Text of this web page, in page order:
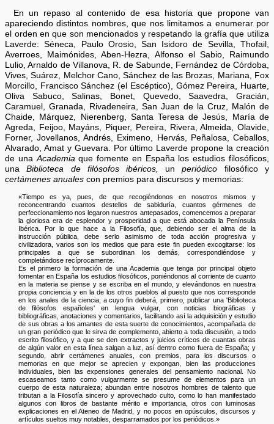
En un repaso al contenido de esa historia que propone van
apareciendo distintos nombres, que nos limitamos a enumerar por
el orden en que son mencionados y respetando la grafía que utiliza
Laverde: Séneca, Paulo Orosio, San Isidoro de Sevilla, Thofail,
Averroes, Maimónides, Aben-Hezra, Alfonso el Sabio, Raimundo
Lulio, Arnaldo de Villanova, R. de Sabunde, Fernández de Córdoba,
Vives, Suárez, Melchor Cano, Sánchez de las Brozas, Mariana, Fox
Morcillo, Francisco Sánchez (el Escéptico), Gómez Pereira, Huarte,
Oliva Sabuco, Salinas, Bonet, Quevedo, Saavedra, Gracián,
Caramuel, Granada, Rivadeneira, San Juan de la Cruz, Malón de
Chaide, Márquez, Nierenberg, Santa Teresa de Jesús, María de
Agreda, Feijoo, Mayáns, Piquer, Pereira, Rivera, Almeida, Olavide,
Forner, Jovellanos, Andrés, Eximeno, Hervás, Peñalosa, Ceballos,
Alvarado, Amat y Guevara. Por último Laverde propone la creación
de unaAcademiaque fomente en España los estudios filosóficos,
unaBiblioteca de filósofos ibéricos, unperiódico filosófico y
certámenes anuales con premios para discursos y memorias:
«Tiempo es ya, pues, de que recogiéndonos en nosotros mismos y
reconcentrando cuantos destellos de sabiduría, cuantos gérmenes de
perfeccionamiento nos legaron nuestros antepasados, comencemos a preparar
la gloriosa era de esplendor y prosperidad a que está abocada la Península
Ibérica. Por lo que hace a la Filosofía, que, debiendo ser el alma de la
instrucción pública, debe serlo asimismo de toda acción progresiva y
civilizadora, varios son los medios que para este fin pueden excogitarse: los
principales a que se subordinan los demás, correspondiéndose y
completándose recíprocamente.
Es el primero la formación de una Academia que tenga por principal objeto
fomentar en España los estudios filosóficos, poniéndonos al corriente de cuanto
en la materia se piense y se escriba en el mundo, y elevándonos en nuestra
propia conciencia y en la de los otros pueblos al puesto que nos corresponde
en los anales de la ciencia; a cuyo fin deberá, primero, publicar una 'Biblioteca
de filósofos españoles' en lengua vulgar, con noticias biográficas y
bibliográficas, anotaciones y comentarios, facilitando así la adquisición y estudio
de sus obras a los amantes de esta suerte de conocimientos, acompañada de
un gran periódico que le sirva de complemento, abierto a toda discusión, a todo
escrito filosófico, y a que se den extractos y juicios críticos de cuantas obras
de algún valor en esta línea salgan a luz, así dentro como fuera de España; y
segundo, abrir certámenes anuales, con premios, para los discursos o
memorias en que mejor se aprecien y expongan, bien las producciones
individuales, bien las expensiones generales del pensamiento nacional. No
escaseamos tanto como vulgarmente se presume de elementos para un
cuerpo de esta naturaleza; abundan entre nosotros hombres de talento que
tributan a la Filosofía sincero y aprovechado culto, como lo han manifestado
algunos con libros de bastante mérito e importancia, otros con luminosas
explicaciones en el Ateneo de Madrid, y no pocos en opúsculos, discursos y
artículos sueltos muy notables, desparramados por los periódicos.»